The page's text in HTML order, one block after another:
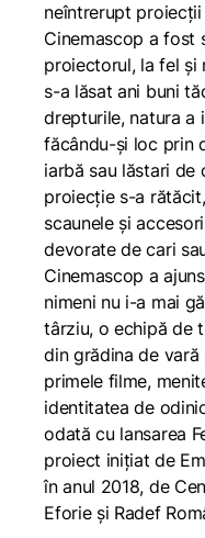
neîntrerupt
Cinemascop a fost
proiectorul, la fel și
s-a lăsat ani buni
drepturile, natura a
făcându-și loc prin
iarbă sau lăstari de
proiecție s-a
scaunele și
devorate de cari
Cinemascop a
nimeni nu i-a mai
târziu, o echipă de
din grădina de
primele filme,
identitatea de
odată cu lansarea
proiect inițiat de
în anul 2018, de
Eforie și Radef